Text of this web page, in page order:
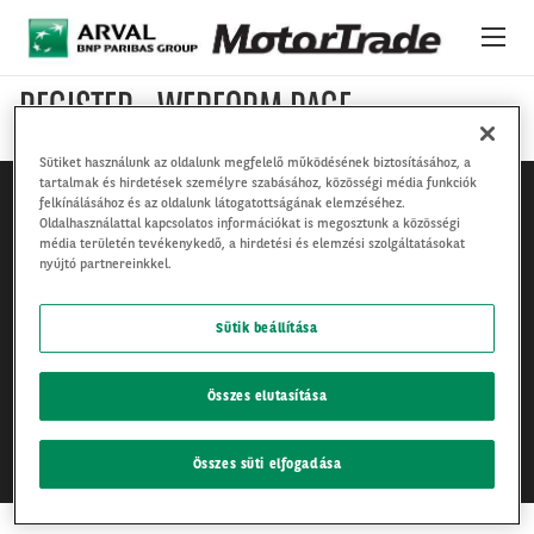
Ugrás a tartalomra
REGISTER - WEBFORM PAGE
Cookie politika
JÁRMŰVEK
RÓLUNK
NEMZETKÖZI KÉSZLET
HÍREK
SZOLGÁLTATÁSOK ÉS TÁMOGATÁS
Sütiket használunk az oldalunk megfelelő működésének biztosításához, a
tartalmak és hirdetések személyre szabásához, közösségi média funkciók
felkínálásához és az oldalunk látogatottságának elemzéséhez.
Oldalhasználattal kapcsolatos információkat is megosztunk a közösségi
média területén tevékenykedő, a hirdetési és elemzési szolgáltatásokat
nyújtó partnereinkkel.
Sütik beállítása
Összes elutasítása
Összes süti elfogadása